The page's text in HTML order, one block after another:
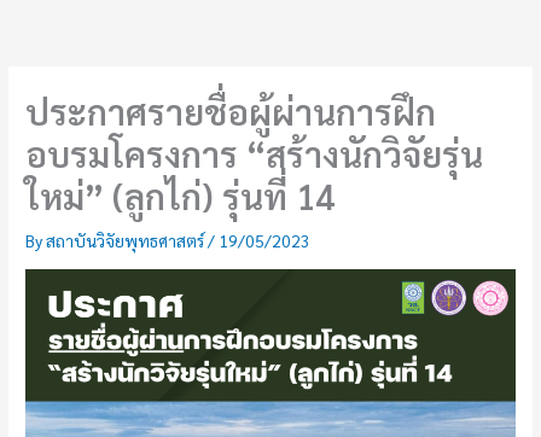
ประกาศรายชื่อผู้ผ่านการฝึก
อบรมโครงการ “สร้างนักวิจัยรุ่น
ใหม่” (ลูกไก่) รุ่นที่ 14
Byสถาบันวิจัยพุทธศาสตร์/ 19/05/2023